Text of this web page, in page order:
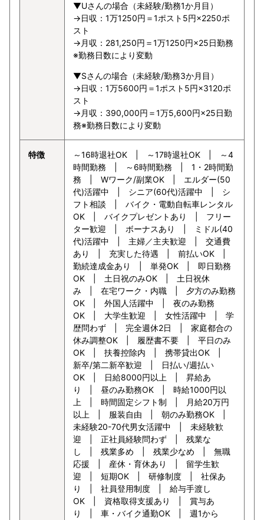
▼Uさんの場合（未経験/勤務1か月目）
→日収：1万1250円＝1ポスト5円×2250ポ
スト
→月収：281,250円＝1万1250円×25日勤務
※勤務日数により変動
▼Sさんの場合（未経験/勤務3か月目）
→日収：1万5600円＝1ポスト5円×3120ポ
スト
→月収：390,000円＝1万5,600円×25日勤
務※勤務日数により変動
特徴
～16時退社OK | ～17時退社OK | ～4
時間勤務 | ～6時間勤務 | 1・2時間勤
務 | Wワーク/副業OK | エルダー(50
代)活躍中 | シニア(60代)活躍中 | シ
フト相談 | バイク・電動自転車レンタル
OK | バイクプレゼントあり | フリー
ター歓迎 | ボーナスあり | ミドル(40
代)活躍中 | 主婦／主夫歓迎 | 交通費
あり | 充実した待遇 | 前払いOK |
勤続達成金あり | 単発OK | 即日勤務
OK | 土日祝のみOK | 土日祝休
み | 在宅ワーク・内職 | 夕方のみ勤務
OK | 外国人活躍中 | 夜のみ勤務
OK | 大学生歓迎 | 女性活躍中 | 学
歴問わず | 完全週休2日 | 家庭都合の
休み調整OK | 履歴書不要 | 平日のみ
OK | 扶養控除内 | 携帯貸出OK |
新卒/第二新卒歓迎 | 日払い/週払い
OK | 日給8000円以上 | 昇給あ
り | 昼のみ勤務OK | 時給1000円以
上 | 時間固定シフト制 | 月給20万円
以上 | 服装自由 | 朝のみ勤務OK |
未経験20-70代男女活躍中 | 未経験歓
迎 | 正社員経験問わず | 残業な
し | 残業多め | 残業少なめ | 無職
応援 | 産休・育休あり | 留学生歓
迎 | 短期OK | 研修制度 | 社保あ
り | 社員登用制度 | 給与手渡し
OK | 資格取得支援あり | 賞与あ
り | 車・バイク通勤OK | 週1から